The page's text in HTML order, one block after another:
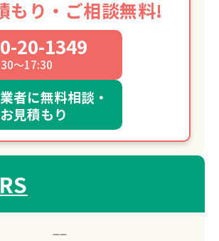
もり・ご相談無料!
20-1349
～17:30
者に無料相談・
見積もり